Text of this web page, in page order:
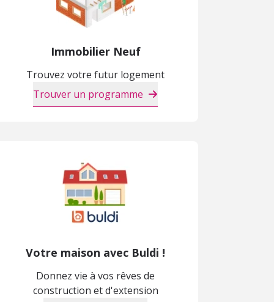
Immobilier Neuf
Trouvez votre futur logement
Trouver un programme
Votre maison avec Buldi !
Donnez vie à vos rêves de
construction et d'extension